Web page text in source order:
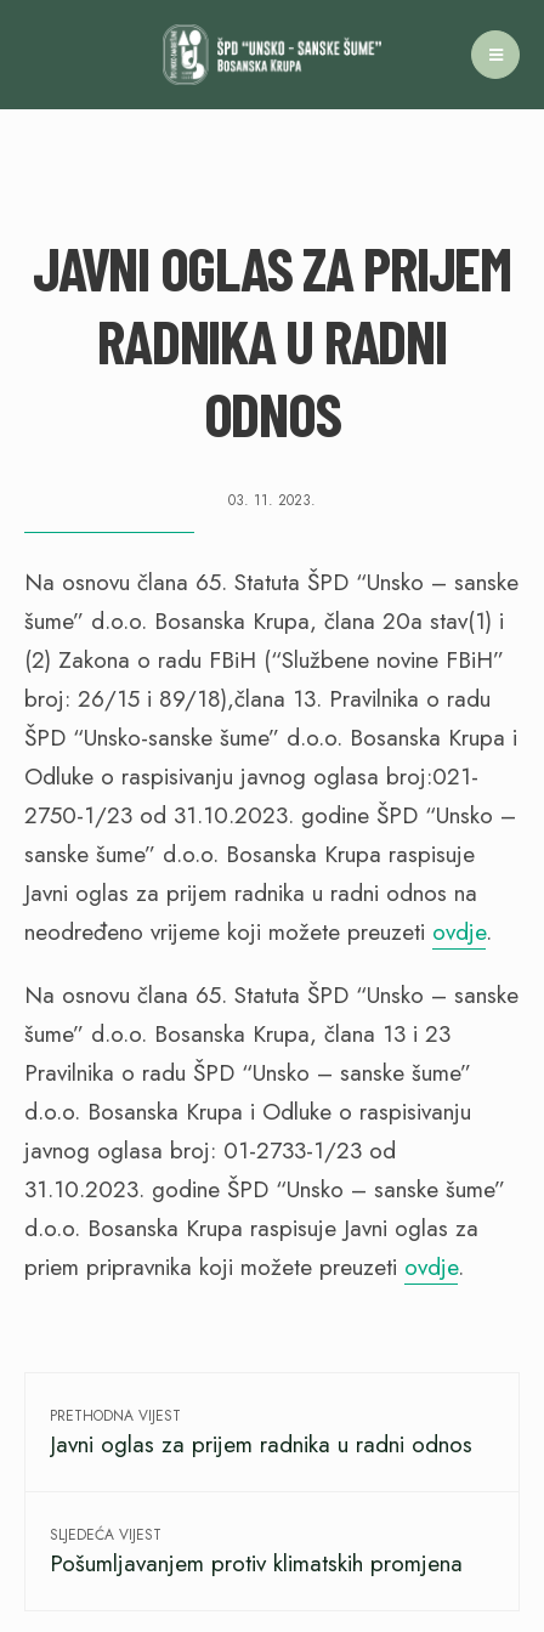
JAVNI OGLAS ZA PRIJEM
RADNIKA U RADNI
ODNOS
03. 11. 2023.
Na osnovu člana 65. Statuta ŠPD “Unsko – sanske
šume” d.o.o. Bosanska Krupa, člana 20a stav(1) i
(2) Zakona o radu FBiH (“Službene novine FBiH”
broj: 26/15 i 89/18),člana 13. Pravilnika o radu
ŠPD “Unsko-sanske šume” d.o.o. Bosanska Krupa i
Odluke o raspisivanju javnog oglasa broj:021-
2750-1/23 od 31.10.2023. godine ŠPD “Unsko –
sanske šume” d.o.o. Bosanska Krupa raspisuje
Javni oglas za prijem radnika u radni odnos na
neodređeno vrijeme koji možete preuzeti ovdje.
Na osnovu člana 65. Statuta ŠPD “Unsko – sanske
šume” d.o.o. Bosanska Krupa, člana 13 i 23
Pravilnika o radu ŠPD “Unsko – sanske šume”
d.o.o. Bosanska Krupa i Odluke o raspisivanju
javnog oglasa broj: 01-2733-1/23 od
31.10.2023. godine ŠPD “Unsko – sanske šume”
d.o.o. Bosanska Krupa raspisuje Javni oglas za
priem pripravnika koji možete preuzeti ovdje.
PRETHODNA VIJEST
Javni oglas za prijem radnika u radni odnos
SLJEDEĆA VIJEST
Pošumljavanjem protiv klimatskih promjena